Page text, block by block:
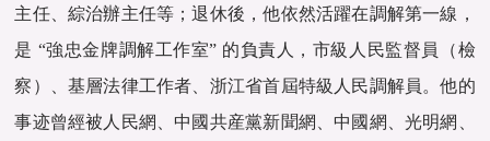
主任、綜治辦主任等；退休後，他依然活躍在調解第一線，
是 “強忠金牌調解工作室” 的負責人，市級人民監督員（檢
察）、基層法律工作者、浙江省首屆特級人民調解員。他的
事迹曾經被人民網、中國共産黨新聞網、中國網、光明網、